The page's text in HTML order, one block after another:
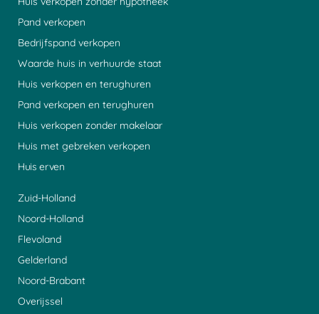
Pand verkopen
Bedrijfspand verkopen
Waarde huis in verhuurde staat
Huis verkopen en terughuren
Pand verkopen en terughuren
Huis verkopen zonder makelaar
Huis met gebreken verkopen
Huis erven
Zuid-Holland
Noord-Holland
Flevoland
Gelderland
Noord-Brabant
Overijssel